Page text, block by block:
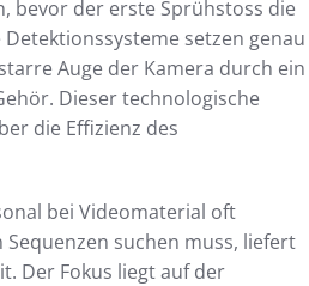
bevor der erste Sprühstoss die
setzen genau
Auge der Kamera durch ein
Dieser technologische
die Effizienz des
bei Videomaterial oft
suchen muss, liefert
Der Fokus liegt auf der